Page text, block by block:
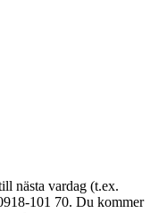
nästa vardag (t.ex.
101 70. Du kommer